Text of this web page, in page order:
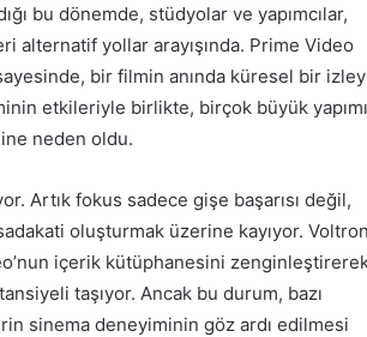
bu dönemde, stüdyolar ve yapımcılar,
alternatif yollar arayışında. Prime Video
bir filmin anında küresel bir
etkileriyle birlikte, birçok büyük
neden oldu.
Artık fokus sadece gişe başarısı değil,
oluşturmak üzerine kayıyor. Voltron
içerik kütüphanesini
taşıyor. Ancak bu durum, bazı
sinema deneyiminin göz ardı edilmesi